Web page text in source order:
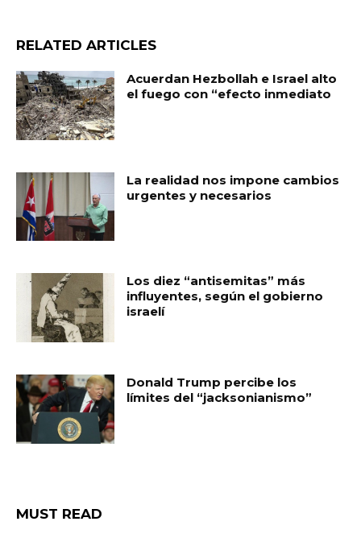
RELATED ARTICLES
Acuerdan Hezbollah e Israel alto
el fuego con “efecto inmediato
La realidad nos impone cambios
urgentes y necesarios
Los diez “antisemitas” más
influyentes, según el gobierno
israelí
Donald Trump percibe los
límites del “jacksonianismo”
MUST READ